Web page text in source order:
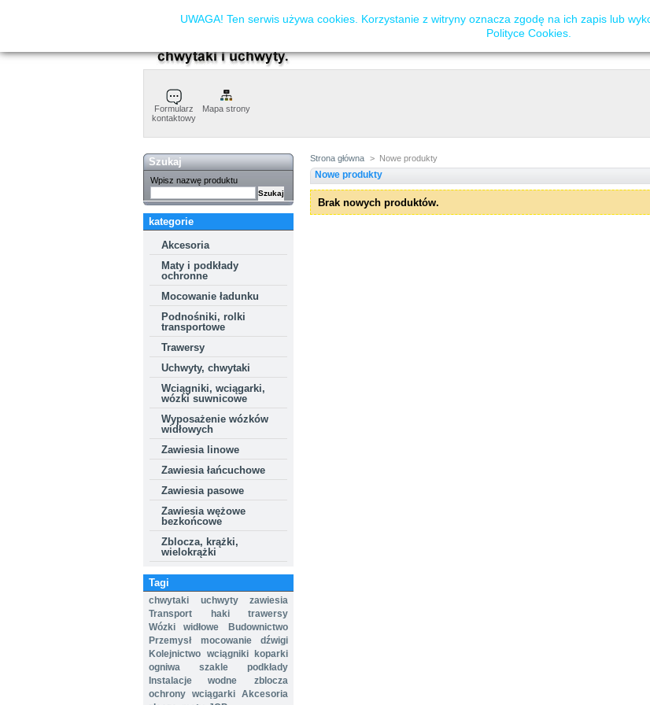
UWAGA! Ten serwis używa cookies. Korzystanie z witryny oznacza zgodę na ich zapis lub
Polityce Cookies
Formularz
kontaktowy
Mapa strony
Szukaj
Wpisz nazwę produktu
kategorie
Akcesoria
Maty i podkłady
ochronne
Mocowanie ładunku
Podnośniki, rolki
transportowe
Trawersy
Uchwyty, chwytaki
Wciągniki, wciągarki,
wózki suwnicowe
Wyposażenie wózków
widłowych
Zawiesia linowe
Zawiesia łańcuchowe
Zawiesia pasowe
Zawiesia wężowe
bezkońcowe
Zblocza, krążki,
wielokrążki
Tagi
chwytaki uchwyty
zawiesia
Transport
haki
trawersy
Wózki widłowe
Budownictwo
Przemysł
mocowanie
dźwigi
Kolejnictwo wciągniki
koparki
ogniwa
szakle
podkłady
Instalacje wodne
zblocza
ochrony wciągarki Akcesoria
Strona główna > Nowe produkty
Nowe produkty
Brak nowych produktów.